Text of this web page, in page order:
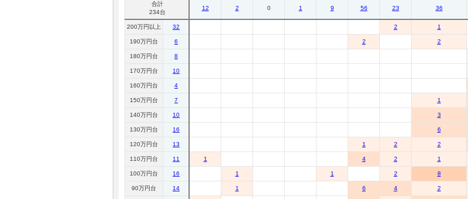
合計
234台
12 2 0 1 9 56 23 36
200万円以上 32 2 1
190万円台 6 2 2
180万円台 8
170万円台 10
160万円台 4
150万円台 7 1
140万円台 10 3
130万円台 16 6
120万円台 13 1 2 2
110万円台 11 1 4 2 1
100万円台 16 1 1 2 8
90万円台 14 1 6 4 2